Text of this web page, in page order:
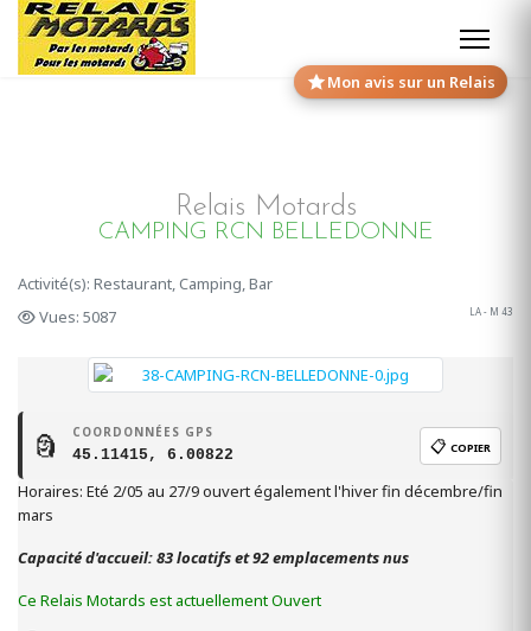
Mon avis sur un Relais
Relais Motards
CAMPING RCN BELLEDONNE
Activité(s): Restaurant, Camping, Bar
Vues: 5087
LA - M 43
🗿 COORDONNÉES GPS
45.11415, 6.00822 📋 COPIER
Horaires: Eté 2/05 au 27/9 ouvert également l'hiver fin décembre/fin
mars
Capacité d'accueil: 83 locatifs et 92 emplacements nus
Ce Relais Motards est actuellement Ouvert